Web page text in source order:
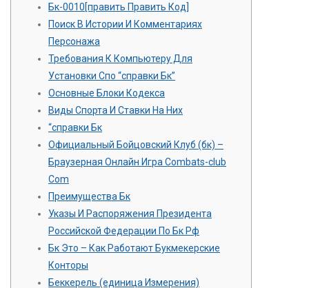
Бк-0010[править Править Код]
Поиск В Истории И Комментариях
Персонажа
Требования К Компьютеру Для
Установки Спо “справки Бк”
Основные Блоки Кодекса
Виды Спорта И Ставки На Них
“справки Бк
Официальный Бойцовский Клуб (бк) –
Браузерная Онлайн Игра Combats-club
Com
Преимущества Бк
Указы И Распоряжения Президента
Российской Федерации По Бк Рф
Бк Это – Как Работают Букмекерские
Конторы
Беккерель (единица Измерения)